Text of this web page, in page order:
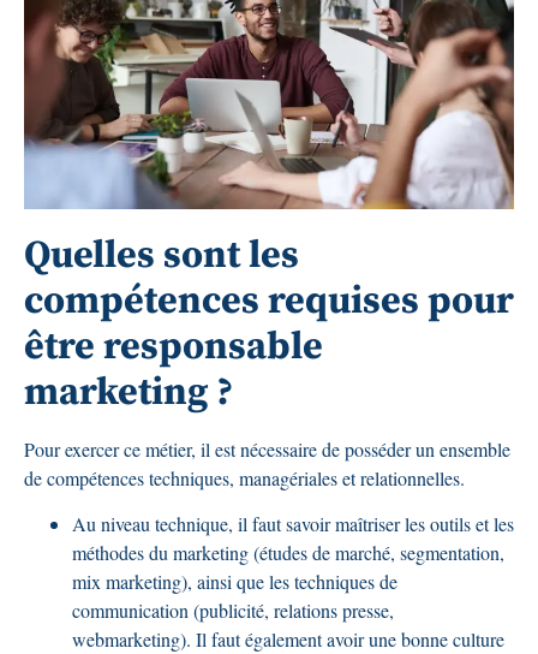
Quelles sont les
compétences requises pour
être responsable
marketing ?
Pour exercer ce métier, il est nécessaire de posséder un ensemble
de compétences techniques, managériales et relationnelles.
Au niveau technique, il faut savoir maîtriser les outils et les
méthodes du marketing (études de marché, segmentation,
mix marketing), ainsi que les techniques de
communication (publicité, relations presse,
webmarketing). Il faut également avoir une bonne culture